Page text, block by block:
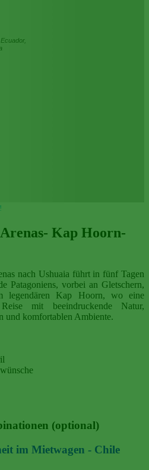
Kap Hoorn-
nach Ushuaia führt in fünf Tagen
Patagoniens, vorbei an Gletschern,
legendären Kap Hoorn, wo eine
mit beeindruckende Natur,
und komfortablen Ambiente.
(optional)
im Mietwagen - Chile